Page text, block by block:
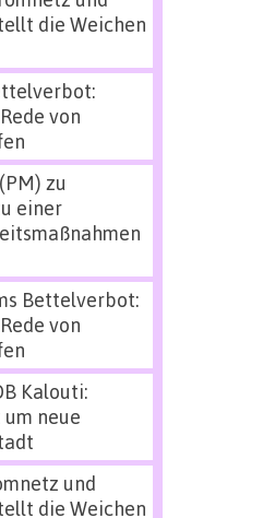
die Weichen
von
zu
einer
Bettelverbot:
von
Kalouti:
neue
und
die Weichen